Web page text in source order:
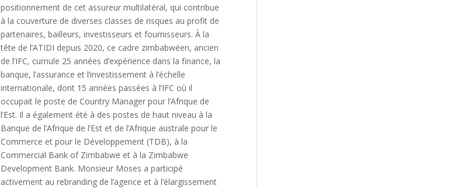
positionnement de cet assureur multilatéral, qui contribue
à la couverture de diverses classes de risques au profit de
partenaires, bailleurs, investisseurs et fournisseurs. À la
tête de l’ATIDI depuis 2020, ce cadre zimbabwéen, ancien
de l’IFC, cumule 25 années d’expérience dans la finance, la
banque, l’assurance et l’investissement à l’échelle
internationale, dont 15 années passées à l’IFC où il
occupait le poste de Country Manager pour l’Afrique de
l’Est. Il a également été à des postes de haut niveau à la
Banque de l’Afrique de l’Est et de l’Afrique australe pour le
Commerce et pour le Développement (TDB), à la
Commercial Bank of Zimbabwe et à la Zimbabwe
Development Bank. Monsieur Moses a participé
activement au rebranding de l’agence et à l’élargissement